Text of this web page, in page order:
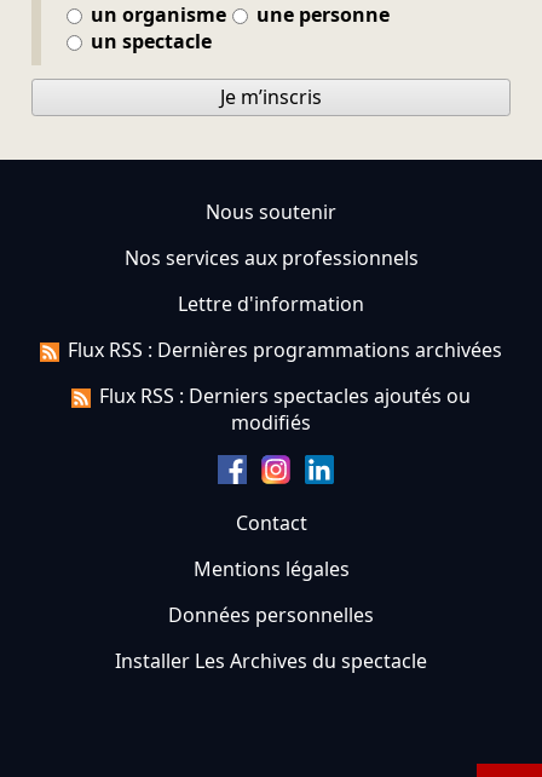
un organisme
une personne
un spectacle
Je m’inscris
Nous soutenir
Nos services aux professionnels
Lettre d'information
Flux RSS : Dernières programmations archivées
Flux RSS : Derniers spectacles ajoutés ou
modifiés
Contact
Mentions légales
Données personnelles
Installer Les Archives du spectacle